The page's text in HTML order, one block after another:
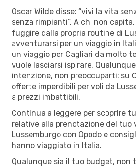
Oscar Wilde disse: “vivi la vita
senza rimpianti”. A chi non
fuggire dalla propria routine di
avventurarsi per un viaggio in
un viaggio per Cagliari da molto
vuole lasciarsi ispirare.
intenzione, non preoccuparti: su
offerte imperdibili per voli da
a prezzi imbattibili.
Continua a leggere per scoprire
relative alla prenotazione del tuo
Lussemburgo con Opodo e
hanno viaggiato in Italia.
Qualunque sia il tuo budget, non